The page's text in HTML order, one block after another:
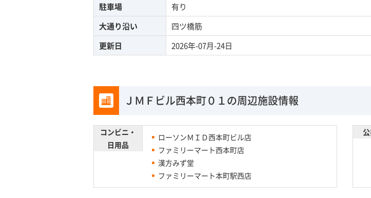
駐車場
有り
大通り沿い
四ツ橋筋
更新日
2026年-07月-24日
ＪＭＦビル西本町０１の周辺施設情報
コンビニ・
日用品
ローソンＭＩＤ西本町ビル店
ファミリーマート西本町店
漢方みず堂
ファミリーマート本町駅西店